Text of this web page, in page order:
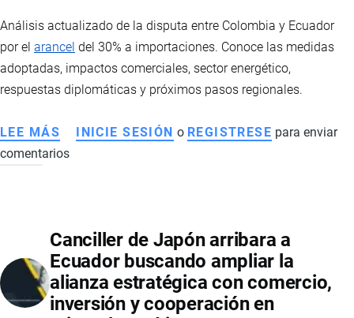
Análisis actualizado de la disputa entre Colombia y Ecuador
por el arancel del 30% a importaciones. Conoce las medidas
adoptadas, impactos comerciales, sector energético,
respuestas diplomáticas y próximos pasos regionales.
LEE MÁS SOBRE
COLOMBIA
DISPUTA
COMERCIAL:
MEDIDAS,
ARANCELES
INICIE SESIÓN o REGISTRESE para enviar
comentarios
Canciller de Japón arribara a
Ecuador buscando ampliar la
alianza estratégica con comercio,
inversión y cooperación en